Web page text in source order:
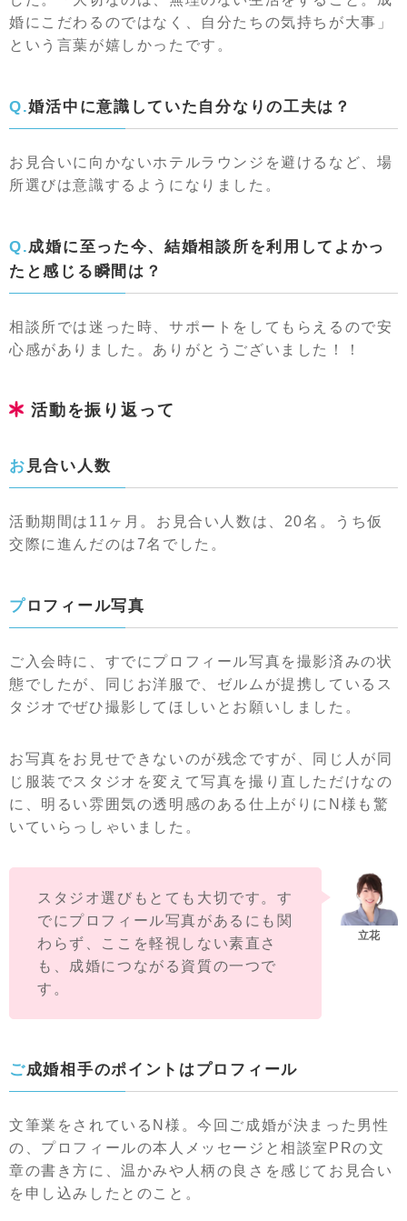
婚にこだわるのではなく、自分たちの気持ちが大事」
という言葉が嬉しかったです。
Q.婚活中に意識していた自分なりの工夫は？
お見合いに向かないホテルラウンジを避けるなど、場
所選びは意識するようになりました。
Q.成婚に至った今、結婚相談所を利用してよかっ
たと感じる瞬間は？
相談所では迷った時、サポートをしてもらえるので安
心感がありました。ありがとうございました！！
活動を振り返って
お見合い人数
活動期間は11ヶ月。お見合い人数は、20名。うち仮
交際に進んだのは7名でした。
プロフィール写真
ご入会時に、すでにプロフィール写真を撮影済みの状
態でしたが、同じお洋服で、ゼルムが提携しているス
タジオでぜひ撮影してほしいとお願いしました。
お写真をお見せできないのが残念ですが、同じ人が同
じ服装でスタジオを変えて写真を撮り直しただけなの
に、明るい雰囲気の透明感のある仕上がりにN様も驚
いていらっしゃいました。
スタジオ選びもとても大切です。す
でにプロフィール写真があるにも関
わらず、ここを軽視しない素直さ
も、成婚につながる資質の一つで
す。
ご成婚相手のポイントはプロフィール
文筆業をされているN様。今回ご成婚が決まった男性
の、プロフィールの本人メッセージと相談室PRの文
章の書き方に、温かみや人柄の良さを感じてお見合い
を申し込みしたとのこと。